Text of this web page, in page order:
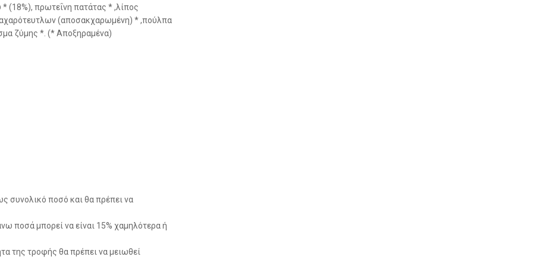
(18%), πρωτεΐνη πατάτας * ,λίπος
(αποσακχαρωμένη) * ,πούλπα
ζύμης *. (* Αποξηραμένα)
συνολικό ποσό και θα πρέπει να
ποσά μπορεί να είναι 15% χαμηλότερα ή
της τροφής θα πρέπει να μειωθεί